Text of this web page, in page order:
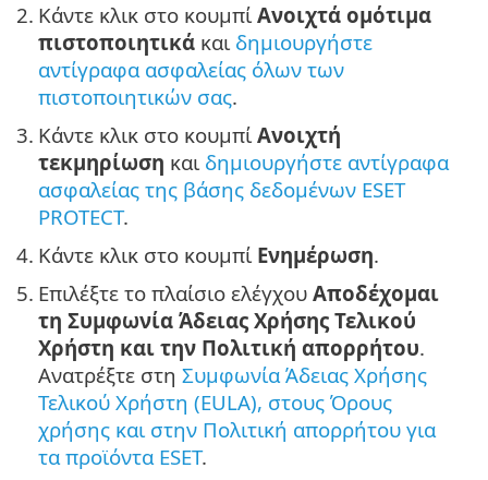
2. Κάντε κλικ στο κουμπί Ανοιχτά ομότιμα
πιστοποιητικά και δημιουργήστε
αντίγραφα ασφαλείας όλων των
πιστοποιητικών σας.
3. Κάντε κλικ στο κουμπί Ανοιχτή
τεκμηρίωση και δημιουργήστε αντίγραφα
ασφαλείας της βάσης δεδομένων ESET
PROTECT.
4. Κάντε κλικ στο κουμπί Ενημέρωση.
5. Επιλέξτε το πλαίσιο ελέγχου Αποδέχομαι
τη Συμφωνία Άδειας Χρήσης Τελικού
Χρήστη και την Πολιτική απορρήτου.
Ανατρέξτε στη Συμφωνία Άδειας Χρήσης
Τελικού Χρήστη (EULA), στους Όρους
χρήσης και στην Πολιτική απορρήτου για
τα προϊόντα ESET.